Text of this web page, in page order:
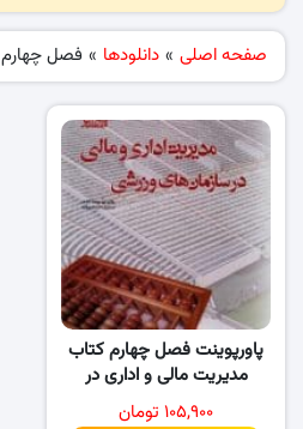
صفحه اصلی » دانلودها » فصل چهارم
پاورپوینت فصل چهارم کتاب
مدیریت مالی و اداری در
سازمان های ورزشی
۱۰۵,۹۰۰ تومان